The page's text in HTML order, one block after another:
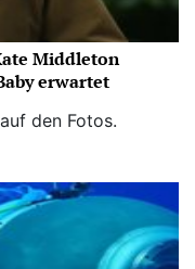
Middleton
erwartet
den Fotos.